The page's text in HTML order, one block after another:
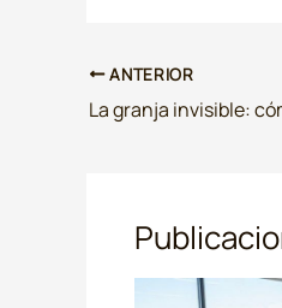
ANTERIOR